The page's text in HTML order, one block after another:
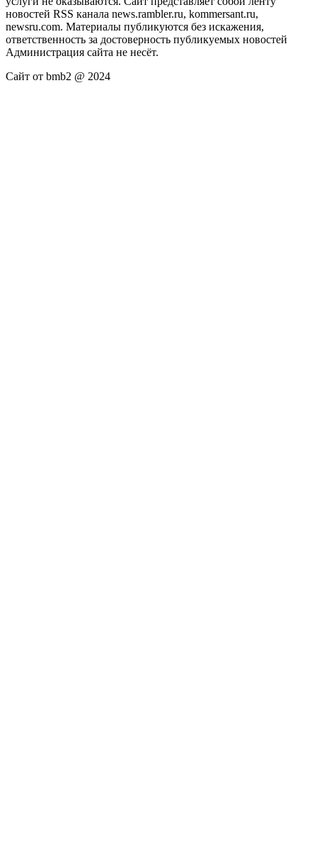
новостей RSS канала news.rambler.ru, kommersant.ru,
newsru.com. Материалы публикуются без искажения,
ответственность за достоверность публикуемых новостей
Администрация сайта не несёт.
Сайт от bmb2 @ 2024